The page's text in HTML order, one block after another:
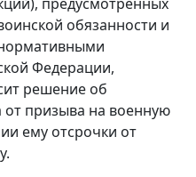
обязанности и
Федерации,
решение об
призыва на военную
ему отсрочки от